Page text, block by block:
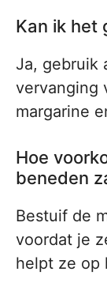
Kan ik het
Ja, gebruik
vervanging
margarine
Hoe
beneden
Bestuif de
voordat je
helpt ze op